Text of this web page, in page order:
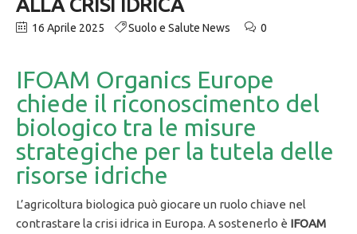
ALLA CRISI IDRICA
16 Aprile 2025 Suolo e Salute News 0
IFOAM Organics Europe
chiede il riconoscimento del
biologico tra le misure
strategiche per la tutela delle
risorse idriche
L’agricoltura biologica può giocare un ruolo chiave nel
contrastare la crisi idrica in Europa. A sostenerlo è IFOAM